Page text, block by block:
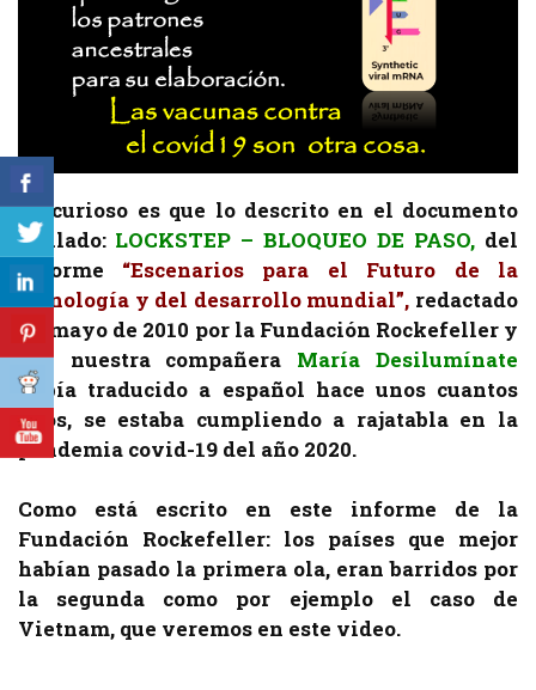
Lo curioso es que lo descrito en el documento
titulado: LOCKSTEP – BLOQUEO DE PASO, del
informe “Escenarios para el Futuro de la
tecnología y del desarrollo mundial”, redactado
en mayo de 2010 por la Fundación Rockefeller y
que nuestra compañera María Desilumínate
había traducido a español hace unos cuantos
años, se estaba cumpliendo a rajatabla en la
pandemia covid-19 del año 2020.
Como está escrito en este informe de la
Fundación Rockefeller: los países que mejor
habían pasado la primera ola, eran barridos por
la segunda como por ejemplo el caso de
Vietnam, que veremos en este video.